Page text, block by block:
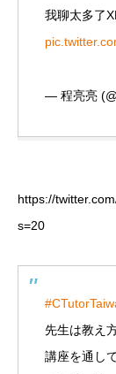
我聊太多了
— 程亮亮
https://
s=20
先生は教え
講座を通し